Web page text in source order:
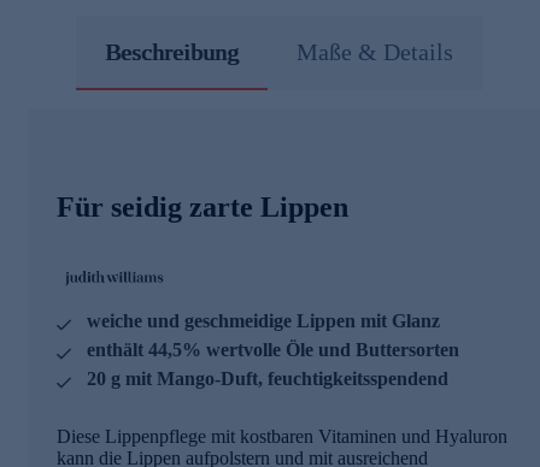
Beschreibung Maße & Details
Für seidig zarte Lippen
weiche und geschmeidige Lippen mit Glanz
enthält 44,5% wertvolle Öle und Buttersorten
20 g mit Mango-Duft, feuchtigkeitsspendend
Diese Lippenpflege mit kostbaren Vitaminen und Hyaluron
kann die Lippen aufpolstern und mit ausreichend